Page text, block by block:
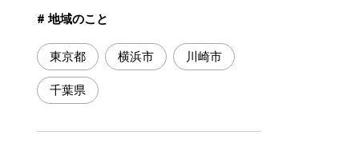
# 地域のこと
東京都 横浜市 川崎市
千葉県